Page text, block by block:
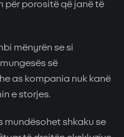
për porositë që janë të
mënyrën se si
së
as kompania nuk kanë
e storjes.
mundësohet shkaku se